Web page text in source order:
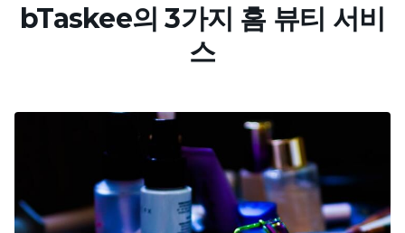
bTaskee의 3가지 홈 뷰티 서비
스